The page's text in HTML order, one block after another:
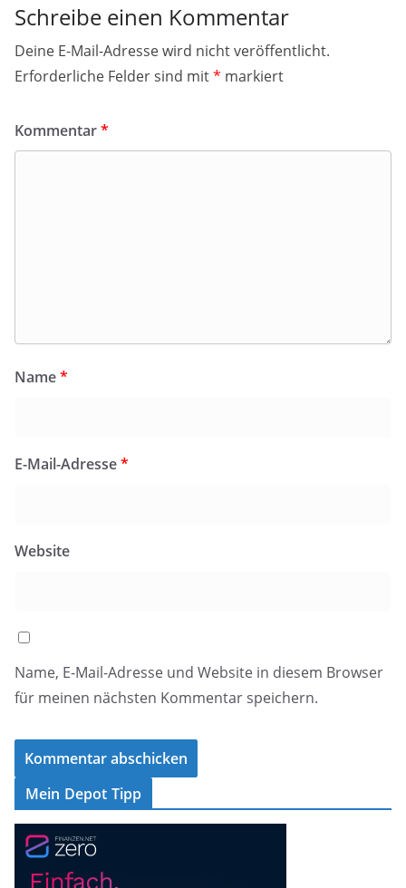
Schreibe einen Kommentar
Deine E-Mail-Adresse wird nicht veröffentlicht.
Erforderliche Felder sind mit* markiert
Kommentar*
Name*
E-Mail-Adresse*
Website
Name, E-Mail-Adresse und Website in diesem Browser
für meinen nächsten Kommentar speichern.
Mein Depot Tipp